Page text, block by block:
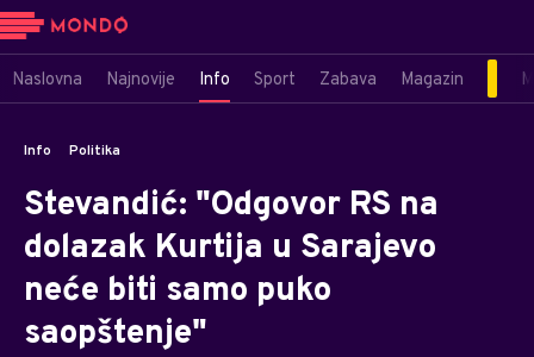
Naslovna Najnovije Info Sport Zabava Magazin
Info Politika
Stevandić: "Odgovor RS na
dolazak Kurtija u Sarajevo
neće biti samo puko
saopštenje"